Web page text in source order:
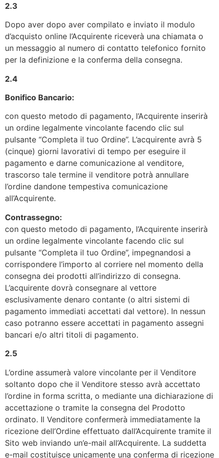
2.3
Dopo aver dopo aver compilato e inviato il modulo
d’acquisto online l’Acquirente riceverà una chiamata o
un messaggio al numero di contatto telefonico fornito
per la definizione e la conferma della consegna.
2.4
Bonifico Bancario:
con questo metodo di pagamento, l’Acquirente inserirà
un ordine legalmente vincolante facendo clic sul
pulsante “Completa il tuo Ordine”. L’acquirente avrà 5
(cinque) giorni lavorativi di tempo per eseguire il
pagamento e darne comunicazione al venditore,
trascorso tale termine il venditore potrà annullare
l’ordine dandone tempestiva comunicazione
all’Acquirente.
Contrassegno:
con questo metodo di pagamento, l’Acquirente inserirà
un ordine legalmente vincolante facendo clic sul
pulsante “Completa il tuo Ordine”, impegnandosi a
corrispondere l’importo al corriere nel momento della
consegna dei prodotti all’indirizzo di consegna.
L’acquirente dovrà consegnare al vettore
esclusivamente denaro contante (o altri sistemi di
pagamento immediati accettati dal vettore). In nessun
caso potranno essere accettati in pagamento assegni
bancari e/o altri titoli di pagamento.
2.5
L’ordine assumerà valore vincolante per il Venditore
soltanto dopo che il Venditore stesso avrà accettato
l’ordine in forma scritta, o mediante una dichiarazione di
accettazione o tramite la consegna del Prodotto
ordinato. Il Venditore confermerà immediatamente la
ricezione dell’Ordine effettuato dall’Acquirente tramite il
Sito web inviando un’e-mail all’Acquirente. La suddetta
e-mail costituisce unicamente una conferma di ricezione